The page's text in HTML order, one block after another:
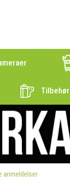
Tilbehør
anmeldelser